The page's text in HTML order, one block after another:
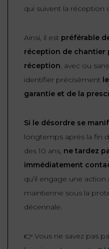
qui suivent la réception
Ainsi, il est préférable
réception de chantier
réception, avec ou
identifier précisément
garantie et de la
Si le désordre se
longtemps après la fin
des 10 ans, ne tardez
immédiatement
qu’il engage une
maintienne sous la
décennale.
👉 Vous ne savez pas